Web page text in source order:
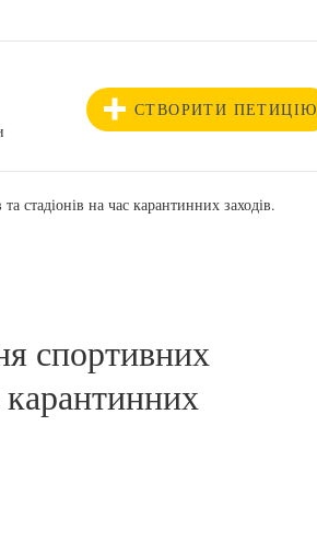
СТВОРИТИ ПЕТИЦІЮ
стадіонів на час карантинних заходів.
спортивних
карантинних